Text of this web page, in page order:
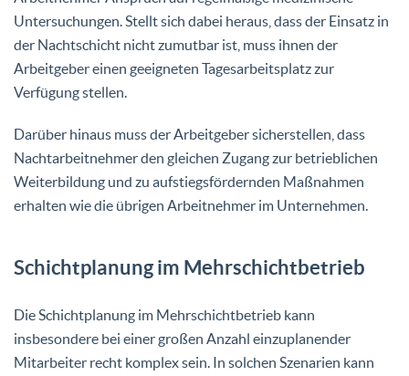
Untersuchungen. Stellt sich dabei heraus, dass der Einsatz in
der Nachtschicht nicht zumutbar ist, muss ihnen der
Arbeitgeber einen geeigneten Tagesarbeitsplatz zur
Verfügung stellen.
Darüber hinaus muss der Arbeitgeber sicherstellen, dass
Nachtarbeitnehmer den gleichen Zugang zur betrieblichen
Weiterbildung und zu aufstiegsfördernden Maßnahmen
erhalten wie die übrigen Arbeitnehmer im Unternehmen.
Schichtplanung im Mehrschichtbetrieb
Die Schichtplanung im Mehrschichtbetrieb kann
insbesondere bei einer großen Anzahl einzuplanender
Mitarbeiter recht komplex sein. In solchen Szenarien kann